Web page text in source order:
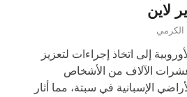
لاين
الكرمي
إلى اتخاذ إجراءات لتعزيز
الآلاف من الأشخاص
الإسبانية في سبتة، مما أثار